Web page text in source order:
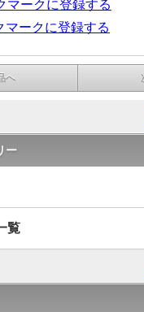
マークに登録する
マークに登録する
へ
ー
覧